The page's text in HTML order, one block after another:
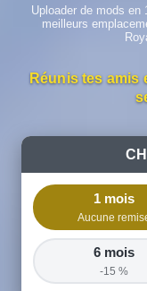
Uploader de mods en
meilleurs
Réunis tes amis
1 mois
Aucune
6 mois
-15 %